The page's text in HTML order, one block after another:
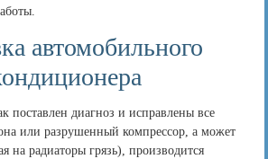
автомобильного
поставлен диагноз и исправлены все
или разрушенный компрессор, а может
на радиаторы грязь), производится